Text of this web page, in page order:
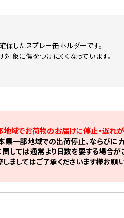
したスプレー缶ホルダーです。
象に傷をつけにくくなっています。
地域でお荷物のお届けに停止・遅れが
県一部地域での出荷停止、ならびに
しては通常より日数を要する場合が
ましてはご了承くださいます様お願